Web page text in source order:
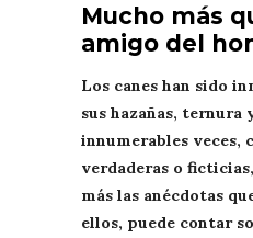
Mucho más
amigo del
Los canes han sido
sus hazañas, ternura
innumerables veces,
verdaderas o
más las anécdotas
ellos, puede contar